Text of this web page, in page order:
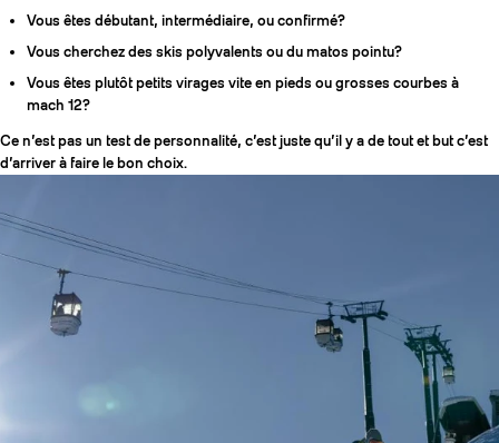
Vous êtes débutant, intermédiaire, ou confirmé?
Vous cherchez des skis polyvalents ou du matos pointu?
Vous êtes plutôt petits virages vite en pieds ou grosses courbes à
mach 12?
Ce n’est pas un test de personnalité, c’est juste qu’il y a de tout et but c’est
d’arriver à faire le bon choix.